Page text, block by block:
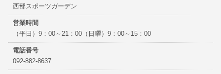
西部スポーツガーデン
営業時間
（平日）9：00～21：00（日曜）9：00～15：00
電話番号
092-882-8637